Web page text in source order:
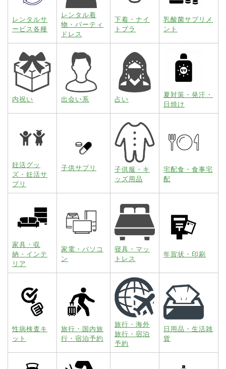
レンタルサ
ービス各種
レンタル着
物・パーティ
ドレス
下着・ナイ
トブラ
乳酸菌サプリメ
ント
内祝い 出会い系 占い
夏対策・発汗・
日焼け
妊活グッ
ズ・妊活サ
プリ
子供サプリ
子供服・キ
ッズ用品
宅配食・食事宅
配
家具・収
納・インテ
リア
家電・パソコ
ン
寝具・マッ
トレス
年賀状・印刷
性病検査キ
ット
旅行・国内旅
行・宿泊予約
旅行・海外
旅行・宿泊
予約
日用品・生活雑
貨